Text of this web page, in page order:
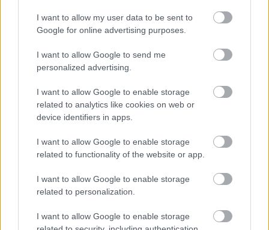
I want to allow my user data to be sent to
Google for online advertising purposes.
I want to allow Google to send me
personalized advertising.
I want to allow Google to enable storage
related to analytics like cookies on web or
device identifiers in apps.
I want to allow Google to enable storage
related to functionality of the website or app.
I want to allow Google to enable storage
related to personalization.
I want to allow Google to enable storage
Könyvkritika: Lars Joachim Grimstad:
Eltűnt gyerekek (2017)
Egy nagyon jó, zakkant norvég ifjúsági regény
FilmBaráth 2017. október 11.
zakkant népség, de azt azért nem gondoltam volna,